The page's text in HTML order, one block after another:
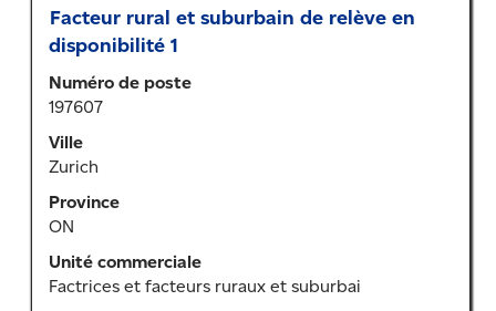
Titre
Facteur rural et suburbain de relève en
disponibilité 1
Numéro de poste
197607
Ville
Zurich
Province
ON
Unité commerciale
Factrices et facteurs ruraux et suburbai
Sélectionner
au
moyen
de
la
barre
d’espacement
afficher
tout
le
contenu